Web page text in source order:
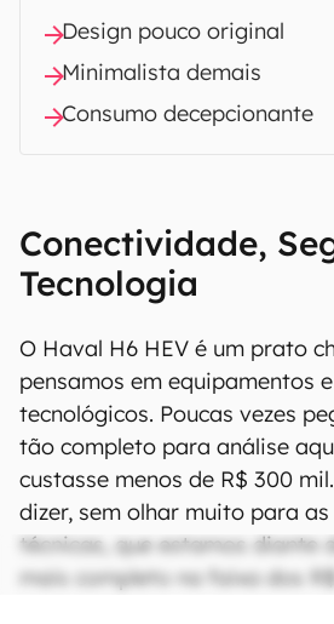
Design pouco original
Minimalista demais
Consumo decepcionante
Conectividade,
Tecnologia
O Haval H6 HEV é um prato
pensamos em equipamentos
tecnológicos. Poucas vezes
tão completo para análise
custasse menos de R$ 300
dizer, sem olhar muito para
técnicas, que estamos diante
mais completo na faixa dos